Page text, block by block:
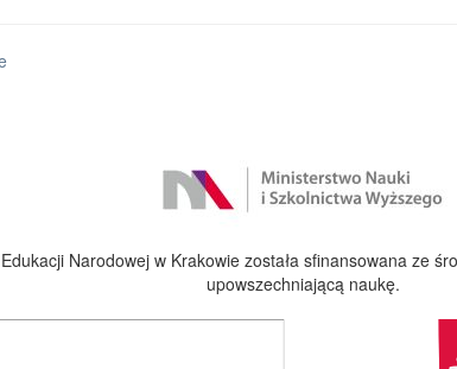
Narodowej w Krakowie została sfinansowana ze
upowszechniającą naukę.